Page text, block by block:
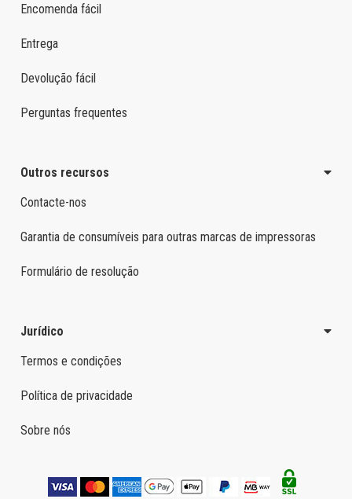
Encomenda fácil
Entrega
Devolução fácil
Perguntas frequentes
Outros recursos
Contacte-nos
Garantia de consumíveis para outras marcas de impressoras
Formulário de resolução
Jurídico
Termos e condições
Política de privacidade
Sobre nós